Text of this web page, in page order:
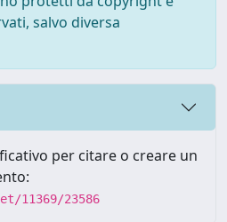
salvo diversa
per citare o creare un
11369/23586